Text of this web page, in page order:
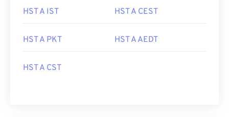
HST A IST HST A CEST
HST A PKT HST A AEDT
HST A CST